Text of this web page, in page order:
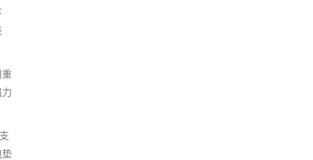
重
垫